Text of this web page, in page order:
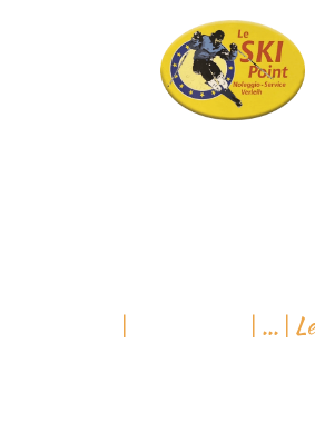
...
PAGINA INIZIALE
NOLEGGIO
VIRTUAL TOUR